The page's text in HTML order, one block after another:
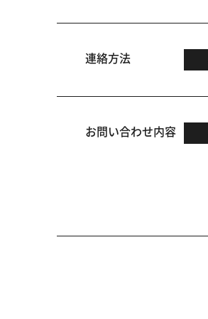
連絡方法
お問い合わせ内容